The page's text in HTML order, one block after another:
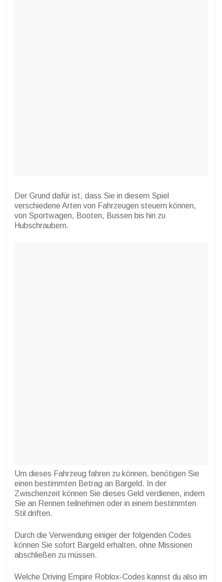
Der Grund dafür ist, dass Sie in diesem Spiel
verschiedene Arten von Fahrzeugen steuern können,
von Sportwagen, Booten, Bussen bis hin zu
Hubschraubern.
Um dieses Fahrzeug fahren zu können, benötigen Sie
einen bestimmten Betrag an Bargeld. In der
Zwischenzeit können Sie dieses Geld verdienen, indem
Sie an Rennen teilnehmen oder in einem bestimmten
Stil driften.
Durch die Verwendung einiger der folgenden Codes
können Sie sofort Bargeld erhalten, ohne Missionen
abschließen zu müssen.
Welche Driving Empire Roblox-Codes kannst du also im